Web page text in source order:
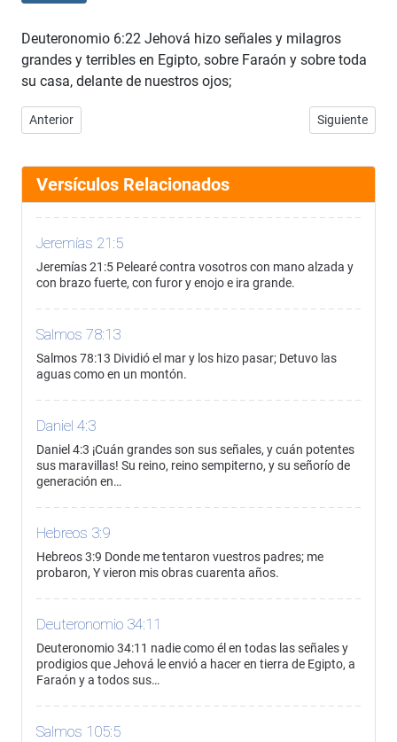
Deuteronomio 6:22 Jehová hizo señales y milagros
grandes y terribles en Egipto, sobre Faraón y sobre toda
su casa, delante de nuestros ojos;
Artículo anterior: Deuteronomio 6:21
Anterior Artículo
Siguiente
Versículos Relacionados
Jeremías 21:5
Jeremías 21:5 Pelearé contra vosotros con mano alzada y
con brazo fuerte, con furor y enojo e ira grande.
Salmos 78:13
Salmos 78:13 Dividió el mar y los hizo pasar; Detuvo las
aguas como en un montón.
Daniel 4:3
Daniel 4:3 ¡Cuán grandes son sus señales, y cuán potentes
sus maravillas! Su reino, reino sempiterno, y su señorío de
generación en…
Hebreos 3:9
Hebreos 3:9 Donde me tentaron vuestros padres; me
probaron, Y vieron mis obras cuarenta años.
Deuteronomio 34:11
Deuteronomio 34:11 nadie como él en todas las señales y
prodigios que Jehová le envió a hacer en tierra de Egipto, a
Faraón y a todos sus…
Salmos 105:5